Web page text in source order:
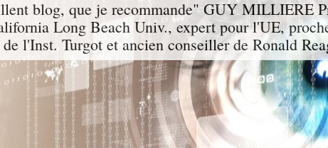
blog, que je recommande" GUY MILLIERE
Long Beach Univ., expert pour l'UE,
l'Inst. Turgot et ancien conseiller de Ronald